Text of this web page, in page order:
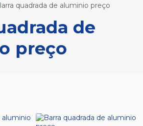
quadrada de aluminio preço
de
preço